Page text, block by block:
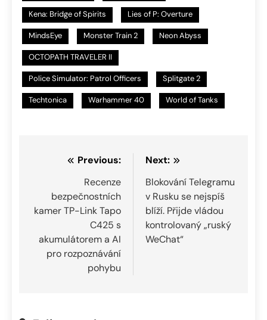
Kena: Bridge of Spirits Lies of P: Overture
MindsEye Monster Train 2 Neon Abyss
OCTOPATH TRAVELER II
Police Simulator: Patrol Officers Splitgate 2
Techtonica Warhammer 40 World of Tanks
Navigace
příspěvek
Previous:
Recenze
bezpečnostních
kamer TP-Link Tapo
C425 s
akumulátorem a AI
pro rozpoznávání
pohybu
Next:
Blokování Telegramu
v Rusku se nejspíš
blíží. Přijde vládou
kontrolovaný „ruský
WeChat“